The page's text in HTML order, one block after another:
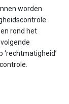
worden
rond het